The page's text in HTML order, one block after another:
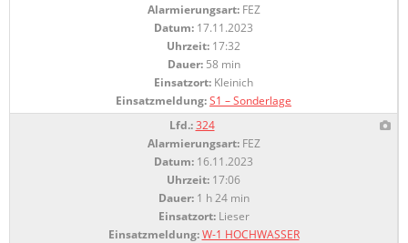
Alarmierungsart:FEZ
Datum: 17.11.2023
Uhrzeit: 17:32
Dauer:58 min
Einsatzort: Kleinich
Einsatzmeldung:S1 – Sonderlage
Lfd.: 324
Alarmierungsart:FEZ
Datum: 16.11.2023
Uhrzeit: 17:06
Dauer:1 h 24 min
Einsatzort:Lieser
Einsatzmeldung: W-1 HOCHWASSER